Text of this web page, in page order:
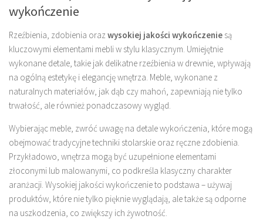
wykończenie
Rzeźbienia, zdobienia oraz wysokiej jakości wykończenie są
kluczowymi elementami mebli w stylu klasycznym. Umiejętnie
wykonane detale, takie jak delikatne rzeźbienia w drewnie, wpływają
na ogólną estetykę i elegancję wnętrza. Meble, wykonane z
naturalnych materiałów, jak dąb czy mahoń, zapewniają nie tylko
trwałość, ale również ponadczasowy wygląd.
Wybierając meble, zwróć uwagę na detale wykończenia, które mogą
obejmować tradycyjne techniki stolarskie oraz ręczne zdobienia.
Przykładowo, wnętrza mogą być uzupełnione elementami
złoconymi lub malowanymi, co podkreśla klasyczny charakter
aranżacji. Wysokiej jakości wykończenie to podstawa – używaj
produktów, które nie tylko pięknie wyglądają, ale także są odporne
na uszkodzenia, co zwiększy ich żywotność.